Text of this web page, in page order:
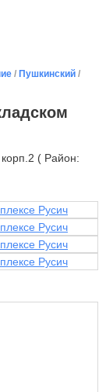
/ Пушкинский /
( Район: